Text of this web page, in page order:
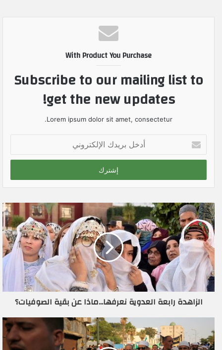
With Product You Purchase
Subscribe to our mailing list to
get the new updates!
Lorem ipsum dolor sit amet, consectetur.
خ
ب
ي
د
ك
ا
ل
إ
ل
ك
ت
ن
الزاهدة رابعة العدوية نعرفها...ماذا عن بقية الصوفيات؟